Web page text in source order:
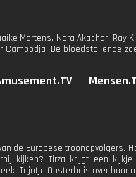
Martens, Nora Akachar,
Cambodja. De bloedstollende
de Europese
kijken? Tirza krijgt een
Trijntje Oosterhuis over haar